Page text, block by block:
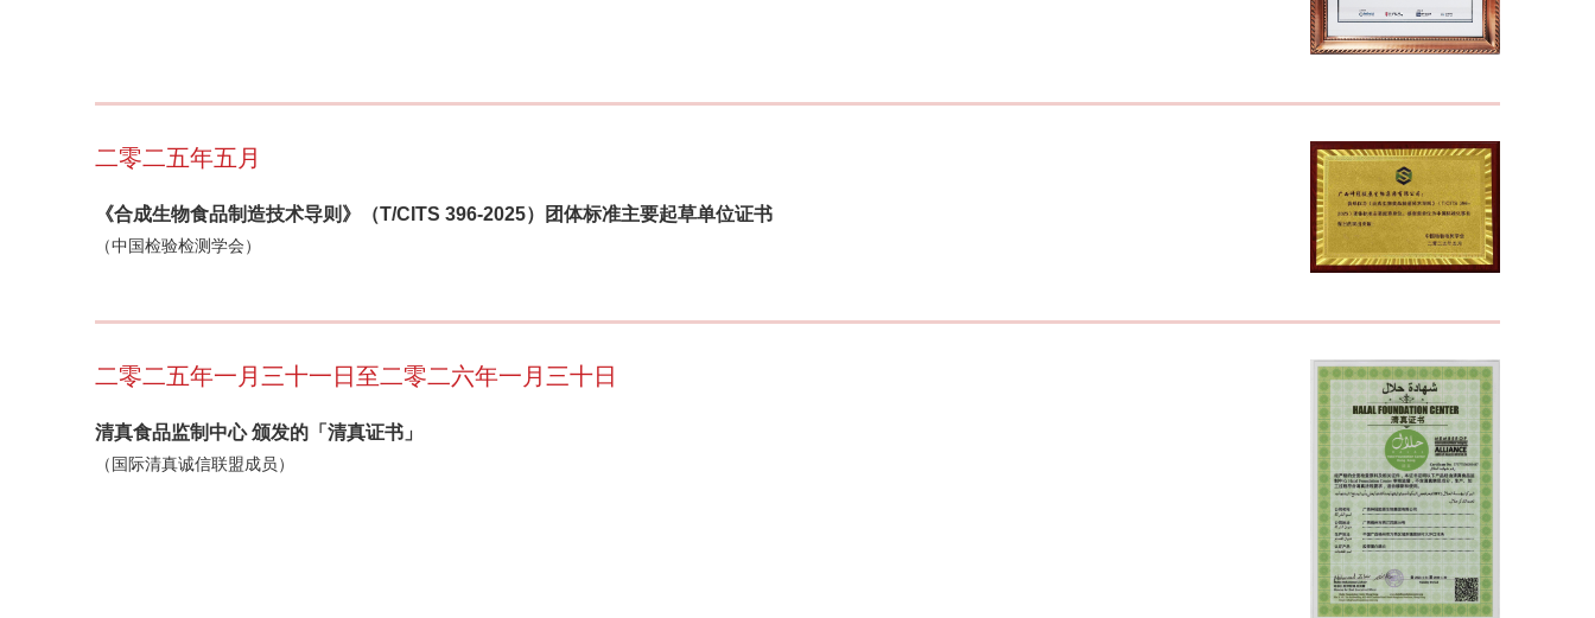
二零二五年五月
《合成生物食品制造技术导则》（T/CITS 396-2025）团体标准主要起草单位证书
（中国检验检测学会）
二零二五年一月三十一日至二零二六年一月三十日
清真食品监制中心 颁发的「清真证书」
（国际清真诚信联盟成员）